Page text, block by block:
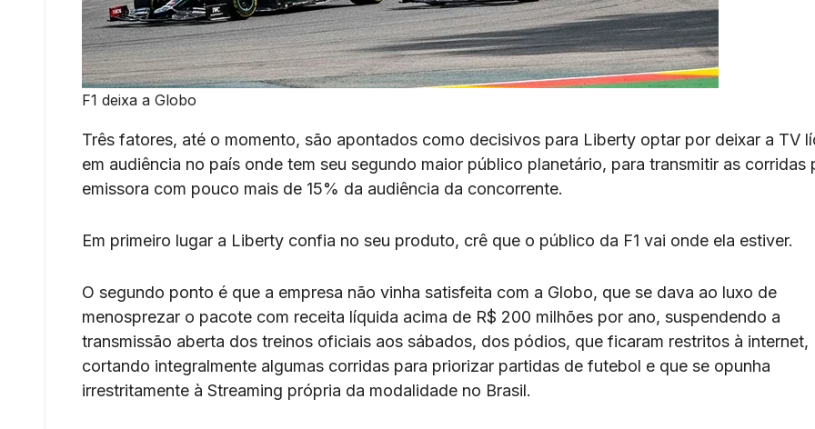
F1 deixa a Globo
Três fatores, até o momento, são apontados como decisivos para Liberty optar por deixar a TV
em audiência no país onde tem seu segundo maior público planetário, para transmitir as corridas
emissora com pouco mais de 15% da audiência da concorrente.
Em primeiro lugar a Liberty confia no seu produto, crê que o público da F1 vai onde ela estiver.
O segundo ponto é que a empresa não vinha satisfeita com a Globo, que se dava ao luxo de
menosprezar o pacote com receita líquida acima de R$ 200 milhões por ano, suspendendo a
transmissão aberta dos treinos oficiais aos sábados, dos pódios, que ficaram restritos à internet,
cortando integralmente algumas corridas para priorizar partidas de futebol e que se opunha
irrestritamente à Streaming própria da modalidade no Brasil.